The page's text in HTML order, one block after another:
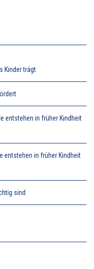
Kinder trägt
entstehen in früher Kindheit
entstehen in früher Kindheit
sind